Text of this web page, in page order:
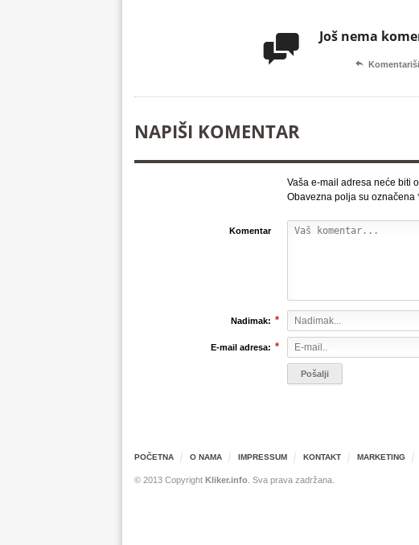
 Još nema
 Komentariši
NAPIŠI KOMENTAR
Vaša e-mail adresa neće biti
Obavezna polja su označena
Komentar
Nadimak: *
E-mail adresa: *
POČETNA O NAMA IMPRESSUM KONTAKT MARKETING
© 2013 Copyright Kliker.info . Sva prava zadržana.